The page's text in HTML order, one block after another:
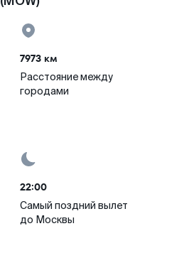
7973 км
Расстояние между
городами
22:00
Самый поздний вылет
до Москвы